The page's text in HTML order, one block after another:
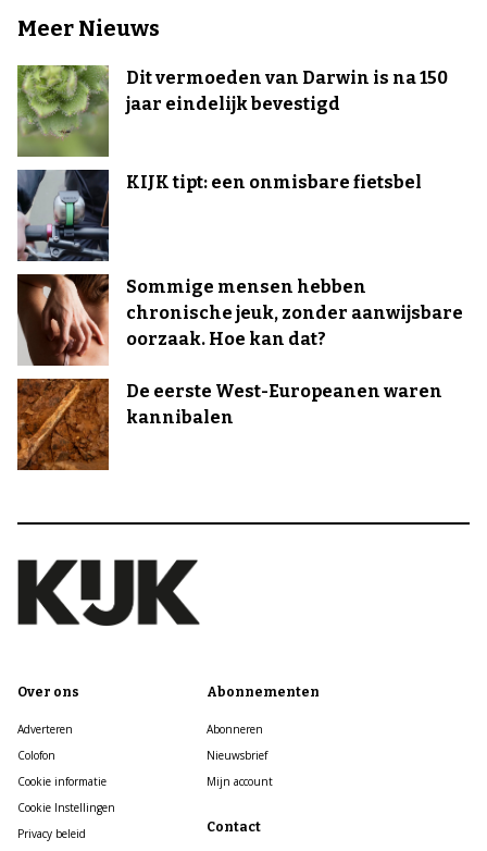
Meer Nieuws
Dit vermoeden van Darwin is na 150
jaar eindelijk bevestigd
KIJK tipt: een onmisbare fietsbel
Sommige mensen hebben
chronische jeuk, zonder aanwijsbare
oorzaak. Hoe kan dat?
De eerste West-Europeanen waren
kannibalen
Over ons
Adverteren
Colofon
Cookie informatie
Cookie Instellingen
Privacy beleid
Abonnementen
Abonneren
Nieuwsbrief
Mijn account
Contact